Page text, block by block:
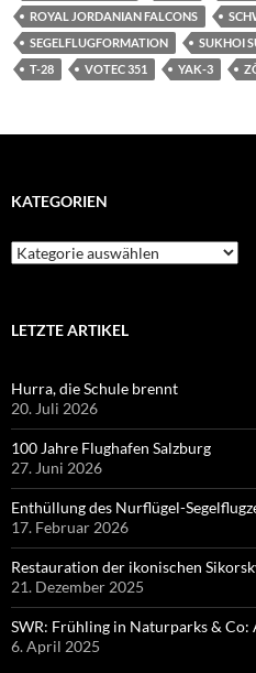
ROYAL JORDANIAN FALCONS
SEGELFLUGFORMATION
SUKHOI
T-28
VOTEC 351 YAK-3
KATEGORIEN
Kategorien
LETZTE ARTIKEL
Hurra, die Schule brennt
20. Juli 2026
100 Jahre Flughafen Salzburg
27. Juni 2026
Enthüllung des Nurflügel-
17. Februar 2026
Restauration der ikonischen
21. Dezember 2025
SWR: Frühling in Naturparks &
6. April 2025